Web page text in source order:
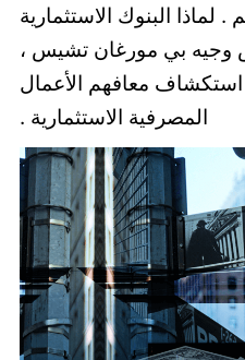
البنوك الاستثمارية
وجيه بي مورغان تشيس ،
استكشاف معافهم الأعمال
المصرفية الاستثمارية .